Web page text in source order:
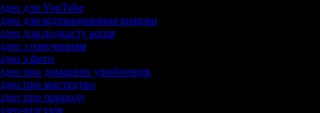
для YouTube
для відпрацювання вимови
для подкасту копія
з озвученням
з фото
про домашніх улюбленців
про мистецтво
про природу
відгуків